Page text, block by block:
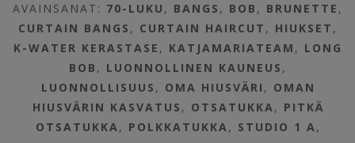
AVAINSANAT: 70-LUKU , BANGS , BOB , BRUNETTE ,
CURTAIN BANGS , CURTAIN HAIRCUT , HIUKSET ,
K-WATER KERASTASE , KATJAMARIATEAM , LONG
BOB , LUONNOLLINEN KAUNEUS ,
LUONNOLLISUUS , OMA HIUSVÄRI , OMAN
HIUSVÄRIN KASVATUS , OTSATUKKA, PITKÄ
OTSATUKKA, POLKKATUKKA, STUDIO 1 A,